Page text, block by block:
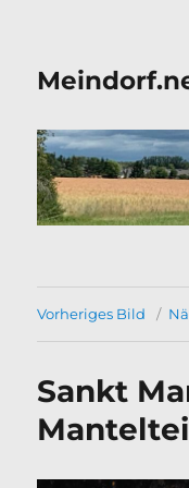
Vorheriges Bild
Sankt